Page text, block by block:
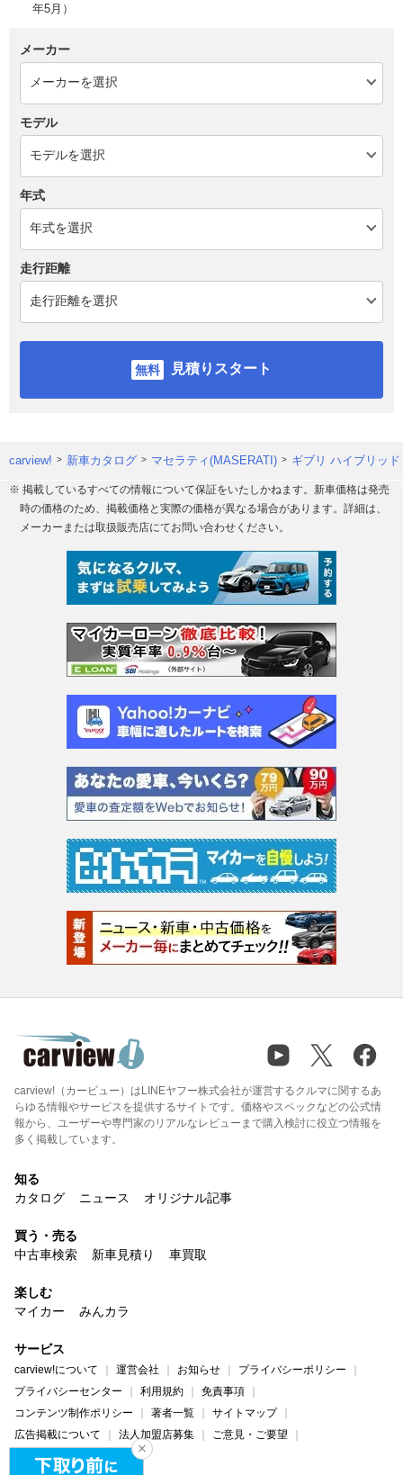
年5月）
メーカー
モデル
年式
走行距離
見積りスタート
carview! 新車カタログ マセラティ(MASERATI) ギブリ ハイブリッド
※ 掲載しているすべての情報について保証をいたしかねます。新車価格は発売
時の価格のため、掲載価格と実際の価格が異なる場合があります。詳細は、
メーカーまたは取扱販売店にてお問い合わせください。
carview!（カービュー）はLINEヤフー株式会社が運営するクルマに関するあ
らゆる情報やサービスを提供するサイトです。価格やスペックなどの公式情
報から、ユーザーや専門家のリアルなレビューまで購入検討に役立つ情報を
多く掲載しています。
知る
カタログ
ニュース オリジナル記事
買う・売る
中古車検索
新車見積り 車買取
楽しむ
マイカー
みんカラ
サービス
carview!について 運営会社 お知らせ
プライバシーポリシー
プライバシーセンター
利用規約
免責事項
コンテンツ制作ポリシー
著者一覧
サイトマップ
広告掲載について
法人加盟店募集
ご意見・ご要望
ヘルプ・お問い合わせ